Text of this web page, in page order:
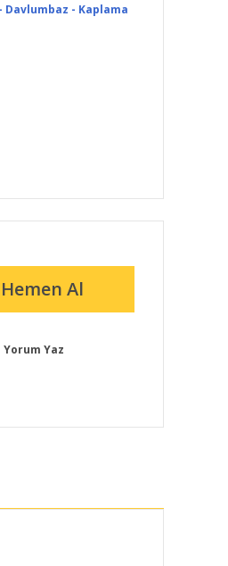
Davlumbaz - Kaplama
Hemen Al
Yorum Yaz